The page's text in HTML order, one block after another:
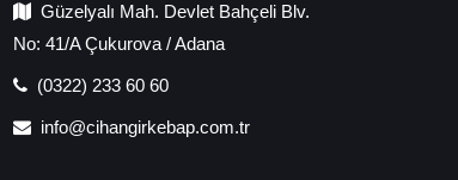
Güzelyalı Mah. Devlet Bahçeli Blv.
No: 41/A Çukurova / Adana
(0322) 233 60 60
info@cihangirkebap.com.tr